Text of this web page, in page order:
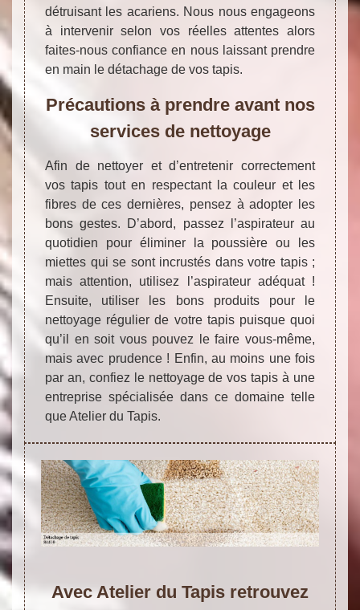
détruisant les acariens. Nous nous engageons
à intervenir selon vos réelles attentes alors
faites-nous confiance en nous laissant prendre
en main le détachage de vos tapis.
Précautions à prendre avant nos
services de nettoyage
Afin de nettoyer et d’entretenir correctement
vos tapis tout en respectant la couleur et les
fibres de ces dernières, pensez à adopter les
bons gestes. D’abord, passez l’aspirateur au
quotidien pour éliminer la poussière ou les
miettes qui se sont incrustés dans votre tapis ;
mais attention, utilisez l’aspirateur adéquat !
Ensuite, utiliser les bons produits pour le
nettoyage régulier de votre tapis puisque quoi
qu’il en soit vous pouvez le faire vous-même,
mais avec prudence ! Enfin, au moins une fois
par an, confiez le nettoyage de vos tapis à une
entreprise spécialisée dans ce domaine telle
que Atelier du Tapis.
Avec Atelier du Tapis retrouvez